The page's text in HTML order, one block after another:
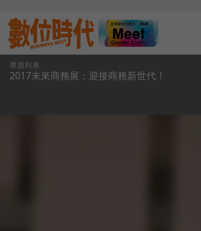
專題列表
2017未來商務展：迎接商務新世代！
另類溝通、打造
實體店購物行為新想